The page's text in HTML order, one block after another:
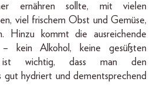
ernähren sollte, mit vielen
viel frischem Obst und Gemüse,
Hinzu kommt die ausreichende
– kein Alkohol, keine gesüßten
wichtig, dass man den
gut hydriert und dementsprechend